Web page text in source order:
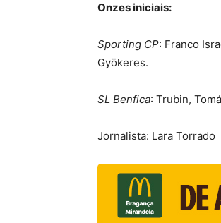
Onzes iniciais:
Sporting CP: Franco
Gyökeres.
SL Benfica: Trubin,
Jornalista: Lara Torrado